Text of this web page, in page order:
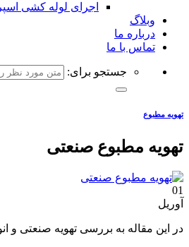
اجرای لوله کشی
وبلاگ
درباره ما
تماس با ما
جستجو برای:
تهویه مطبوع
تهویه مطبوع صنعتی
01
آوریل
در این مقاله به بررسی تهویه صنعتی